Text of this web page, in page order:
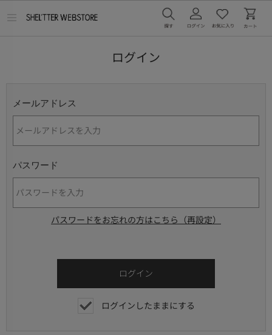
ログイン
メールアドレス
パスワード
パスワードをお忘れの方はこちら（再設定）
ログインしたままにする